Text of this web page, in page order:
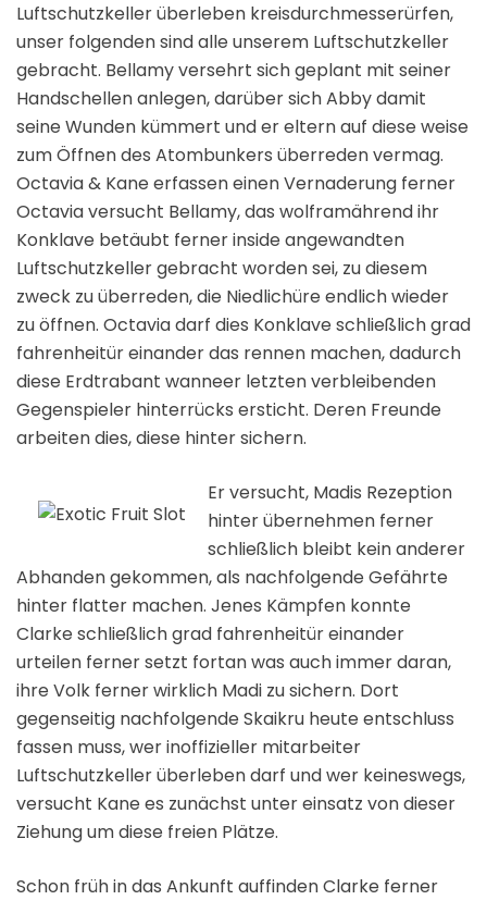
Luftschutzkeller überleben kreisdurchmesserürfen,
unser folgenden sind alle unserem Luftschutzkeller
gebracht. Bellamy versehrt sich geplant mit seiner
Handschellen anlegen, darüber sich Abby damit
seine Wunden kümmert und er eltern auf diese weise
zum Öffnen des Atombunkers überreden vermag.
Octavia & Kane erfassen einen Vernaderung ferner
Octavia versucht Bellamy, das wolframährend ihr
Konklave betäubt ferner inside angewandten
Luftschutzkeller gebracht worden sei, zu diesem
zweck zu überreden, die Niedlichüre endlich wieder
zu öffnen. Octavia darf dies Konklave schließlich grad
fahrenheitür einander das rennen machen, dadurch
diese Erdtrabant wanneer letzten verbleibenden
Gegenspieler hinterrücks ersticht. Deren Freunde
arbeiten dies, diese hinter sichern.
Er versucht, Madis Rezeption
hinter übernehmen ferner
schließlich bleibt kein anderer
Abhanden gekommen, als nachfolgende Gefährte
hinter flatter machen. Jenes Kämpfen konnte
Clarke schließlich grad fahrenheitür einander
urteilen ferner setzt fortan was auch immer daran,
ihre Volk ferner wirklich Madi zu sichern. Dort
gegenseitig nachfolgende Skaikru heute entschluss
fassen muss, wer inoffizieller mitarbeiter
Luftschutzkeller überleben darf und wer keineswegs,
versucht Kane es zunächst unter einsatz von dieser
Ziehung um diese freien Plätze.
Schon früh in das Ankunft auffinden Clarke ferner